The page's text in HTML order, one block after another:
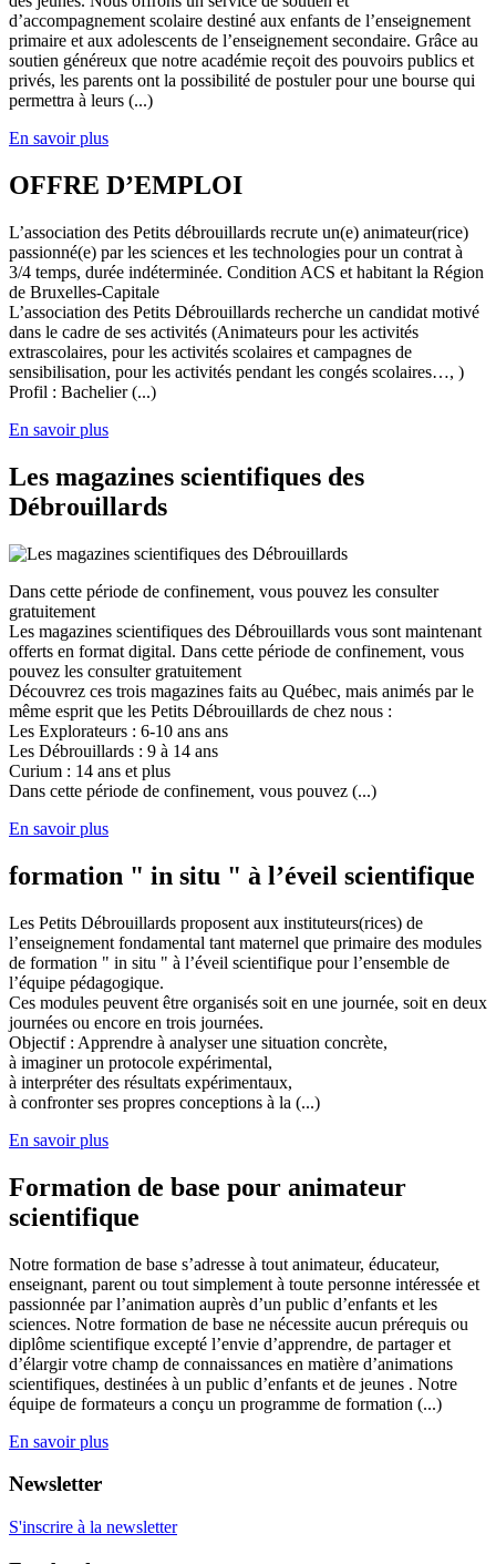
d’accompagnement scolaire destiné aux enfants de l’enseignement
primaire et aux adolescents de l’enseignement secondaire. Grâce au
soutien généreux que notre académie reçoit des pouvoirs publics et
privés, les parents ont la possibilité de postuler pour une bourse qui
permettra à leurs (...)
En savoir plus
OFFRE D’EMPLOI
L’association des Petits débrouillards recrute un(e) animateur(rice)
passionné(e) par les sciences et les technologies pour un contrat à
3/4 temps, durée indéterminée. Condition ACS et habitant la Région
de Bruxelles-Capitale
L’association des Petits Débrouillards recherche un candidat motivé
dans le cadre de ses activités (Animateurs pour les activités
extrascolaires, pour les activités scolaires et campagnes de
sensibilisation, pour les activités pendant les congés scolaires…, )
Profil : Bachelier (...)
En savoir plus
Les magazines scientifiques des
Débrouillards
Dans cette période de confinement, vous pouvez les consulter
gratuitement
Les magazines scientifiques des Débrouillards vous sont maintenant
offerts en format digital. Dans cette période de confinement, vous
pouvez les consulter gratuitement
Découvrez ces trois magazines faits au Québec, mais animés par le
même esprit que les Petits Débrouillards de chez nous :
Les Explorateurs : 6-10 ans ans
Les Débrouillards : 9 à 14 ans
Curium : 14 ans et plus
Dans cette période de confinement, vous pouvez (...)
En savoir plus
formation " in situ " à l’éveil scientifique
Les Petits Débrouillards proposent aux instituteurs(rices) de
l’enseignement fondamental tant maternel que primaire des modules
de formation " in situ " à l’éveil scientifique pour l’ensemble de
l’équipe pédagogique.
Ces modules peuvent être organisés soit en une journée, soit en deux
journées ou encore en trois journées.
Objectif : Apprendre à analyser une situation concrète,
à imaginer un protocole expérimental,
à interpréter des résultats expérimentaux,
à confronter ses propres conceptions à la (...)
En savoir plus
Formation de base pour animateur
scientifique
Notre formation de base s’adresse à tout animateur, éducateur,
enseignant, parent ou tout simplement à toute personne intéressée et
passionnée par l’animation auprès d’un public d’enfants et les
sciences. Notre formation de base ne nécessite aucun prérequis ou
diplôme scientifique excepté l’envie d’apprendre, de partager et
d’élargir votre champ de connaissances en matière d’animations
scientifiques, destinées à un public d’enfants et de jeunes . Notre
équipe de formateurs a conçu un programme de formation (...)
En savoir plus
Newsletter
S'inscrire à la newsletter